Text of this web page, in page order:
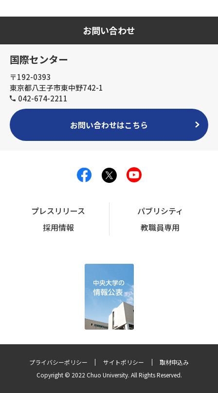
お問い合わせ
国際センター
〒192-0393
東京都八王子市東中野742-1
042-674-2211
お問い合わせはこちら
プレスリリース
パブリシティ
採用情報
教職員専用
プライバシーポリシー サイトポリシー
取材申込み
Copyright © 2022 Chuo University. All Rights Reserved.